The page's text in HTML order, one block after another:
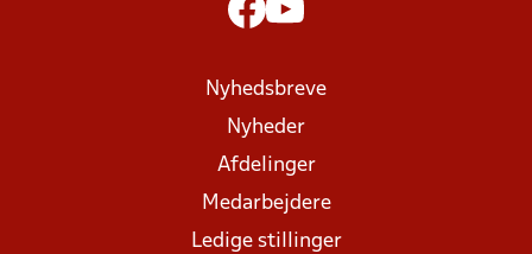
Nyhedsbreve
Nyheder
Afdelinger
Medarbejdere
Ledige stillinger